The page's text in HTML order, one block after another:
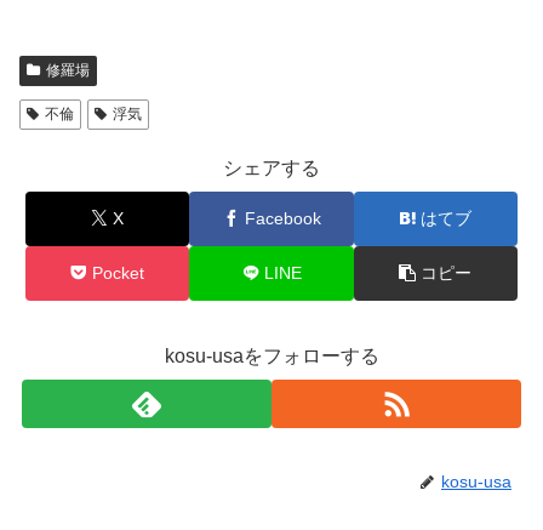
修羅場
不倫 浮気
シェアする
X Facebook はてブ
Pocket LINE コピー
kosu-usaをフォローする
kosu-usa